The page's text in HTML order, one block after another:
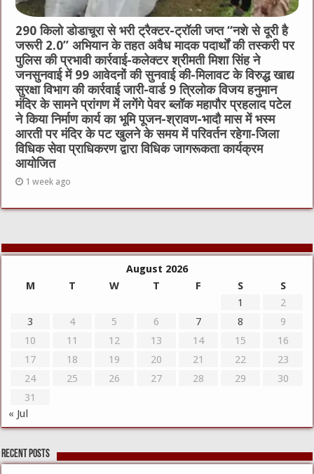
290 किलो डोडाचूरा से भरी ट्रैक्टर-ट्रॉली जप्त “नशे से दूरी है
जरूरी 2.0” अभियान के तहत अवैध मादक पदार्थों की तस्करी पर
पुलिस की प्रभावी कार्रवाई-कलेक्टर श्रीमती मिशा सिंह ने
जनसुनवाई में 99 आवेदनों की सुनवाई की-मिलावट के विरुद्ध खाद्य
सुरक्षा विभाग की कार्रवाई जारी-वार्ड 9 त्रिलोक विजय हनुमान
मंदिर के सामने प्रांगण में लगेंगे पेवर ब्लॉक महापौर प्रहलाद पटेल
ने किया निर्माण कार्य का भूमि पूजन-श्रावण-भादौ मास में भस्म
आरती पर मंदिर के पट खुलने के समय में परिवर्तन रहेगा-जिला
विधिक सेवा प्राधिकरण द्वारा विधिक जागरूकता कार्यक्रम
आयोजित
1 week ago
August 2026
M
T W T F S
S
1
2
3
4 5 6 7 8
9
10
11 12 13 14 15
16
17
18 19 20 21 22
23
24
25 26 27 28 29
30
31
« Jul
Recent Posts